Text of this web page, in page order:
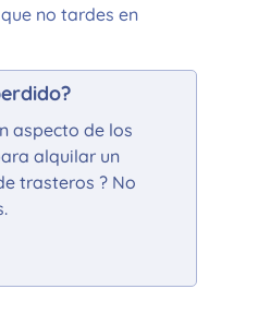
no tardes en
aspecto de los
alquilar un
trasteros ? No